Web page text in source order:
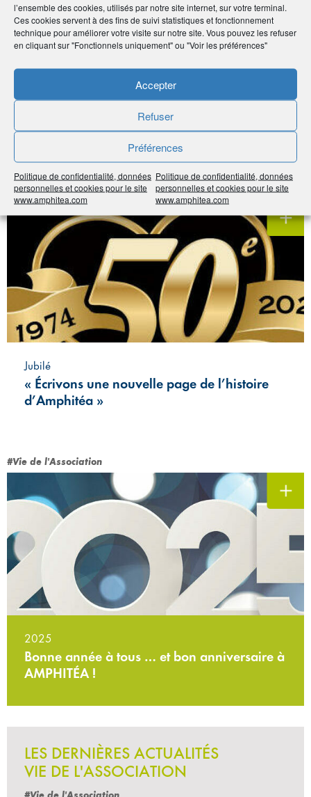
l’ensemble des cookies, utilisés par notre site internet, sur votre terminal.
Ces cookies servent à des fins de suivi statistiques et fonctionnement
technique pour améliorer votre visite sur notre site. Vous pouvez les refuser
en cliquant sur "Fonctionnels uniquement" ou "Voir les préférences"
Accepter
Refuser
Préférences
Politique de confidentialité, données
personnelles et cookies pour le site
www.amphitea.com
Politique de confidentialité, données
personnelles et cookies pour le site
www.amphitea.com
5/5 1vote
Imprimer
Partager
À voir surle même
sujet
#Vie de l'Association
Jubilé
« Écrivons une nouvelle page de l’histoire
d’Amphitéa »
#Vie de l'Association
2025
Bonne année à tous … et bon anniversaire à
AMPHITÉA !
LES DERNIÈRES ACTUALITÉS
VIE DE L'ASSOCIATION